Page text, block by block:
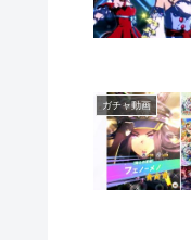
ガチャ動画